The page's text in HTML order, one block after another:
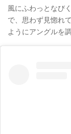
風にふわっとなび
で、思わず見惚れ
ようにアングルを